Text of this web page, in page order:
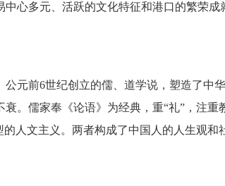
心多元、活跃的文化特征和港口的繁荣成
公元前6世纪创立的儒、道学说，塑造了中
。儒家奉《论语》为经典，重“礼”，注
人文主义。两者构成了中国人的人生观和